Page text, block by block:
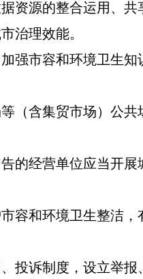
资源的整合运用、
治理效能。
强市容和环境卫生
（含集贸市场） 公共
的经营单位应当开
容和环境卫生整洁
投诉制度，设立举